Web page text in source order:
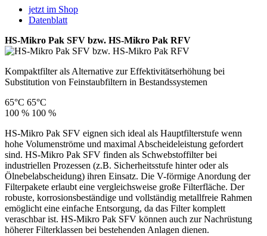
jetzt im Shop
Datenblatt
HS-Mikro Pak SFV bzw. HS-Mikro Pak RFV
Kompaktfilter als Alternative zur Effektivitätserhöhung bei
Substitution von Feinstaubfiltern in Bestandssystemen
65°C 65°C
100 % 100 %
HS-Mikro Pak SFV eignen sich ideal als Hauptfilterstufe wenn
hohe Volumenströme und maximal Abscheideleistung gefordert
sind. HS-Mikro Pak SFV finden als Schwebstoffilter bei
industriellen Prozessen (z.B. Sicherheitsstufe hinter oder als
Ölnebelabscheidung) ihren Einsatz. Die V-förmige Anordung der
Filterpakete erlaubt eine vergleichsweise große Filterfläche. Der
robuste, korrosionsbeständige und vollständig metallfreie Rahmen
emöglicht eine einfache Entsorgung, da das Filter komplett
veraschbar ist. HS-Mikro Pak SFV können auch zur Nachrüstung
höherer Filterklassen bei bestehenden Anlagen dienen.